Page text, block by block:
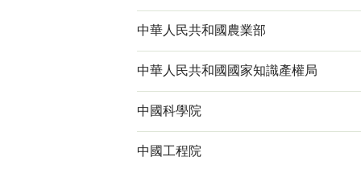
中華人民共和國農業部
中華人民共和國國家知識產權局
中國科學院
中國工程院